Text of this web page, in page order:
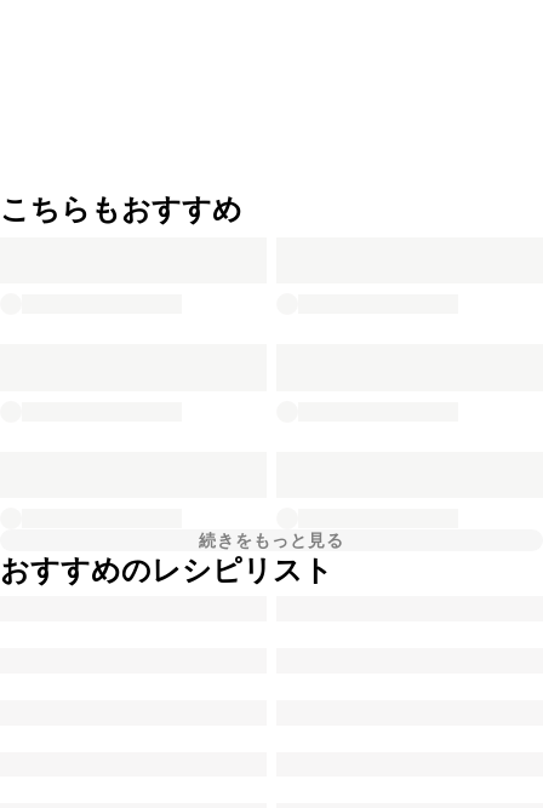
こちらもおすすめ
続きをもっと見る
おすすめのレシピリスト